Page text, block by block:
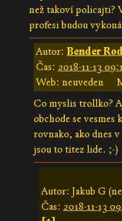
než takoví policajti?
profesi budou
Autor:Bender
Čas: 2018-11-13
Web: neuveden
Co myslis trollko?
obchode se vesmes
rovnako, ako dnes
jsou to titez lide. ;-)
Autor: Jakub G
Čas: 2018-11-13